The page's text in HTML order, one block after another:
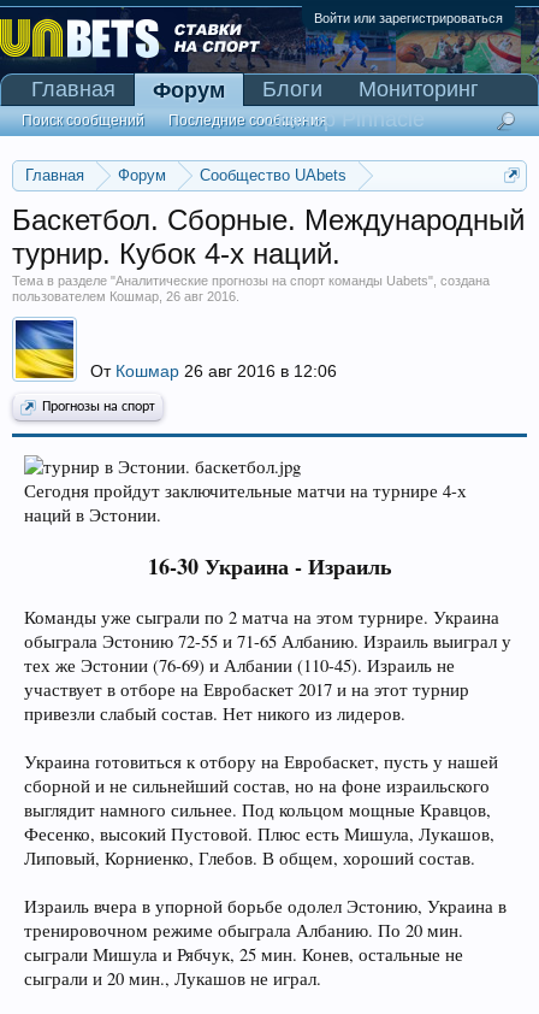
Войти или зарегистрироваться
Главная Форум
Сообщество UAbets
Баскетбол. Сборные. Международный
турнир. Кубок 4-х наций.
Тема в разделе "Аналитические прогнозы на спорт команды Uabets", создана
пользователем Кошмар 26 авг 2016
От Кошмар 26 авг 2016 в 12:06
Прогнозы на спорт
Сегодня пройдут заключительные матчи на турнире 4-х
наций в Эстонии.
16-30 Украина - Израиль
Команды уже сыграли по 2 матча на этом турнире. Украина
обыграла Эстонию 72-55 и 71-65 Албанию. Израиль выиграл у
тех же Эстонии (76-69) и Албании (110-45). Израиль не
участвует в отборе на Евробаскет 2017 и на этот турнир
привезли слабый состав. Нет никого из лидеров.
Украина готовиться к отбору на Евробаскет, пусть у нашей
сборной и не сильнейший состав, но на фоне израильского
выглядит намного сильнее. Под кольцом мощные Кравцов,
Фесенко, высокий Пустовой. Плюс есть Мишула, Лукашов,
Липовый, Корниенко, Глебов. В общем, хороший состав.
Израиль вчера в упорной борьбе одолел Эстонию, Украина в
тренировочном режиме обыграла Албанию. По 20 мин.
сыграли Мишула и Рябчук, 25 мин. Конев, остальные не
сыграли и 20 мин., Лукашов не играл.
Главная Форум
Поиск сообщений Последние сообщения
Блоги
Мониторинг
Сканер Pinnacle